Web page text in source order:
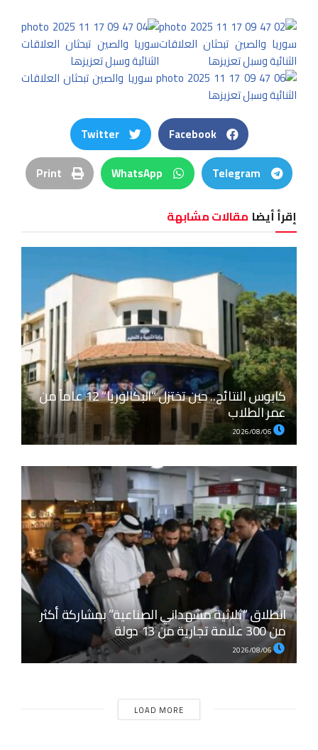
Facebook
Twitter
Telegram
WhatsApp
Print
إقرأ أيضا مقالات مشابهة
كابوس النتائج.. حين تختزل “البكالوريا” 12 عاماً من
عمر الطلاب
انطلاق “ثلاثية مشهداني الصناعية” بمشاركة أكثر
من 300 علامة تجارية من 13 دولة
2026/08/06
LOAD MORE